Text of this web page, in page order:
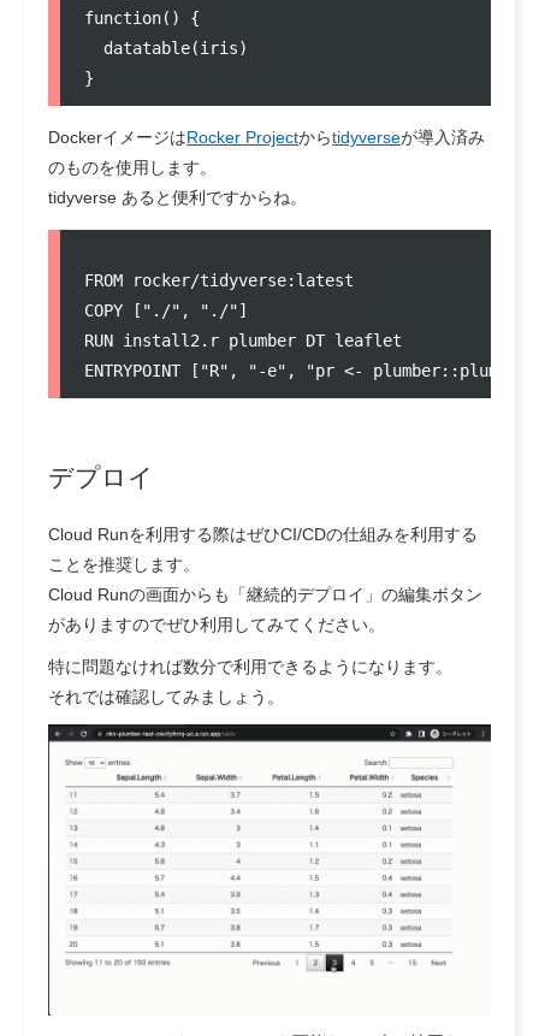
function() {
  datatable(
iris)
}
DockerイメージはRocker Projectからtidyverseが導入済み
のものを使用します。
tidyverse あると便利ですからね。
FROM
COPY [ "./" , "./"
RUN
ENTRYPOINT [ "R" , "-e" , "pr <-
デプロイ
Cloud Runを利用する際はぜひCI/CDの仕組みを利用する
ことを推奨します。
Cloud Runの画面からも「継続的デプロイ」の編集ボタン
がありますのでぜひ利用してみてください。
特に問題なければ数分で利用できるようになります。
それでは確認してみましょう。